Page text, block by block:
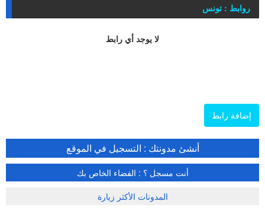
روابط : تونس
لا يوجد أي رابط
إضافة رابط
أنشئ مدونتك : التسجيل في الموقع
أنت مسجل ؟ : الفضاء الخاص بك
المدونات الأكثر زيارة